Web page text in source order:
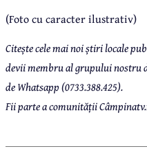
(Foto cu caracter ilustrativ)
Citește cele mai noi știri locale
devii membru al grupului nostru
de Whatsapp (0733.388.425).
Fii parte a comunității